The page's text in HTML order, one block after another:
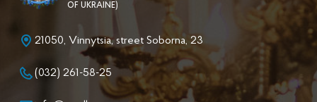
OF UKRAINE)
21050, Vinnytsia, street Soborna, 23
(032) 261-58-25